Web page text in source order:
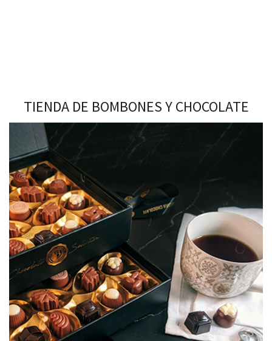
TIENDA DE BOMBONES Y CHOCOLATE